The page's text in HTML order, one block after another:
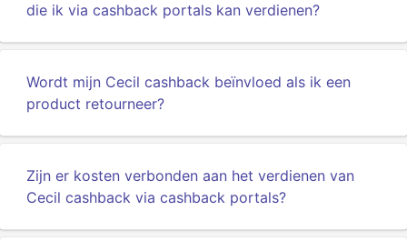
die ik via cashback portals kan verdienen?
Wordt mijn Cecil cashback beïnvloed als ik een
product retourneer?
Zijn er kosten verbonden aan het verdienen van
Cecil cashback via cashback portals?